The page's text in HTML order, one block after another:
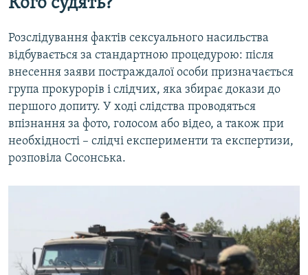
Кого судять?
Розслідування фактів сексуального насильства
відбувається за стандартною процедурою: після
внесення заяви постраждалої особи призначається
група прокурорів і слідчих, яка збирає докази до
першого допиту. У ході слідства проводяться
впізнання за фото, голосом або відео, а також при
необхідності – слідчі експерименти та експертизи,
розповіла Сосонська.